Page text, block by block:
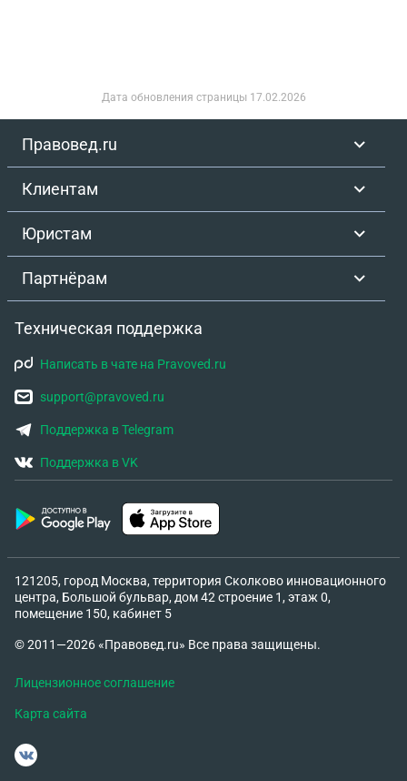
Дата обновления страницы 17.02.2026
Правовед.ru
Клиентам
Юристам
Партнёрам
Техническая поддержка
Написать в чате на Pravoved.ru
support@pravoved.ru
Поддержка в Telegram
Поддержка в VK
121205, город Москва, территория Сколково инновационного
центра, Большой бульвар, дом 42 строение 1, этаж 0,
помещение 150, кабинет 5
© 2011—2026 «Правовед.ru» Все права защищены.
Лицензионное соглашение
Карта сайта